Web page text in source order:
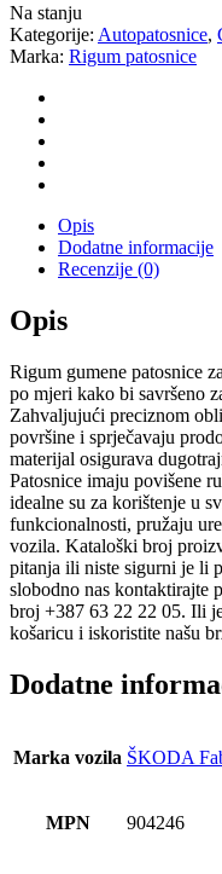
Na stanju
Kategorije: Autopatosnice,
Marka: Rigum patosnice
Opis
Dodatne informacije
Recenzije (0)
Opis
Rigum gumene patosnice
po mjeri kako bi savršeno
Zahvaljujući preciznom
površine i sprječavaju
materijal osigurava
Patosnice imaju povišene
idealne su za korištenje u
funkcionalnosti, pružaju
vozila. Kataloški broj
pitanja ili niste sigurni je li
slobodno nas kontaktirajte
broj +387 63 22 22 05. Ili
košaricu i iskoristite našu
Dodatne
Marka vozila ŠKODA
MPN 904246